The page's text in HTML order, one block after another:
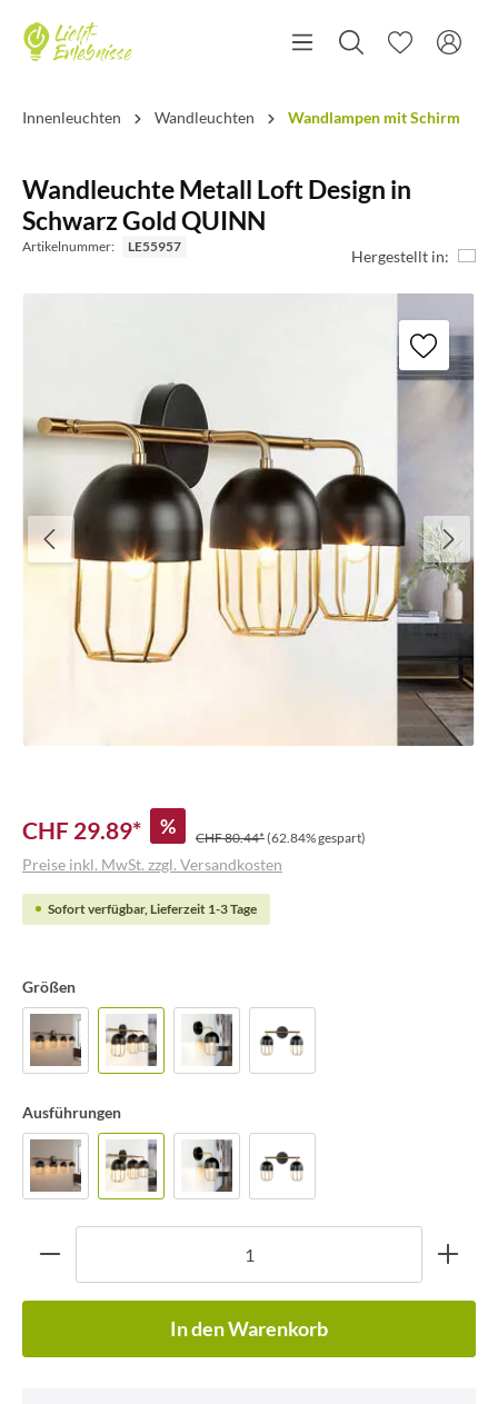
Innenleuchten Wandleuchten Wandlampen mit Schirm
Wandleuchte Metall Loft Design in
Schwarz Gold QUINN
Artikelnummer: LE55957 Hergestellt in:
CHF 29.89* % CHF 80.44*(62.84% gespart)
Preise inkl. MwSt. zzgl. Versandkosten
Sofort verfügbar, Lieferzeit 1-3 Tage
Größen
Ausführungen
In den Warenkorb